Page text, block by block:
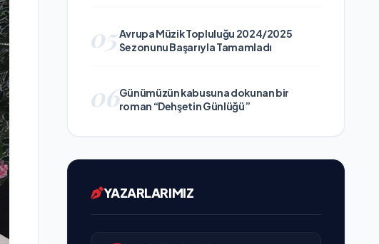
05Avrupa Müzik Topluluğu 2024/2025
Sezonunu Başarıyla Tamamladı
06Günümüzün kabusuna dokunan bir
roman “Dehşetin Günlüğü”
YAZARLARIMIZ